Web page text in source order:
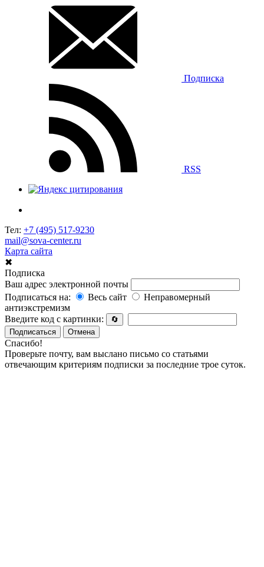
Подписка
RSS
Тел: +7 (495) 517-9230
mail@sova-center.ru
Карта сайта
✖
Подписка
Ваш адрес электронной почты
Подписаться на:
Весь сайт
Неправомерный
антиэкстремизм
Введите код с картинки:
🔄
Подписаться
Отмена
Спасибо!
Проверьте почту, вам выслано письмо со статьями
отвечающим критериям подписки за последние трое суток.